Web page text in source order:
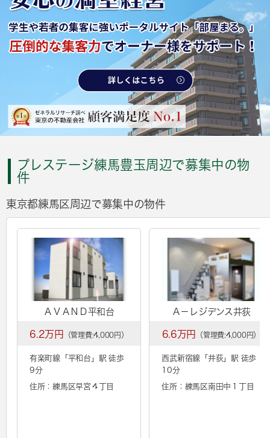
プレステージ練馬豊玉周辺で募集中の物
件
東京都練馬区周辺で募集中の物件
ＡＶＡＮＤ平和台
6.2万円 （管理費:4,000円）
有楽町線「 平和台 」駅 徒歩
9分
住所：練馬区早宮４丁目
Ａ－レジデンス井荻
6.6万円 （管理費:4,000円）
西武新宿線「 井荻 」駅 徒歩
10分
住所：練馬区南田中１丁目